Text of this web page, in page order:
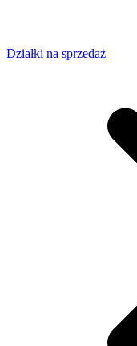
Działki na sprzedaż